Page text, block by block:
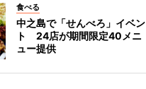
食べる
中之島で「せんべろ」イベン
ト 24店が期間限定40メニ
ュー提供